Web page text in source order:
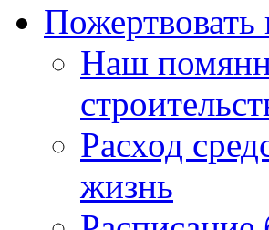
Пожертвовать
Наш
Расход
жизнь